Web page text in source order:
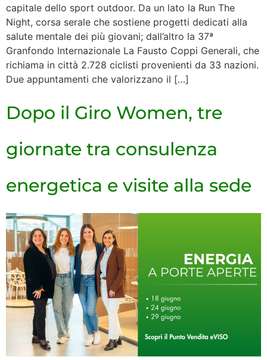
capitale dello sport outdoor. Da un lato la Run The
Night, corsa serale che sostiene progetti dedicati alla
salute mentale dei più giovani; dall’altro la 37ª
Granfondo Internazionale La Fausto Coppi Generali, che
richiama in città 2.728 ciclisti provenienti da 33 nazioni.
Due appuntamenti che valorizzano il […]
Dopo il Giro Women, tre
giornate tra consulenza
energetica e visite alla sede